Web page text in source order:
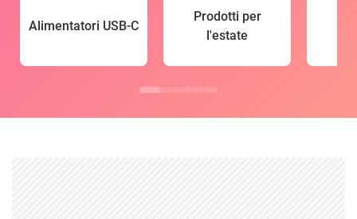
Alimentatori USB-C
Prodotti per
l'estate